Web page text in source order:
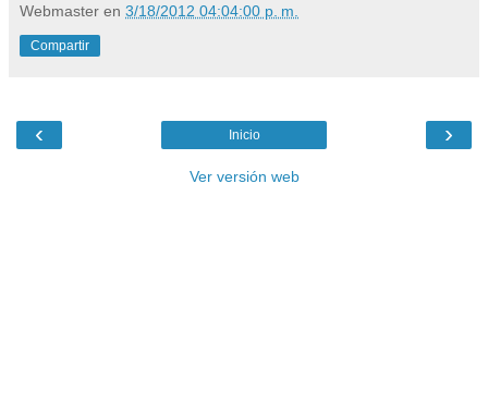
Webmaster en 3/18/2012 04:04:00 p. m.
Compartir
‹ ›
Inicio
Ver versión web